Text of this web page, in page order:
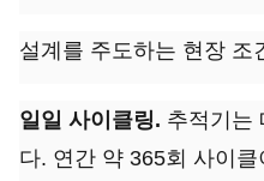
설계를 주도하는 현장 조
일일 사이클링. 추적기는
다. 연간 약 365회 사이